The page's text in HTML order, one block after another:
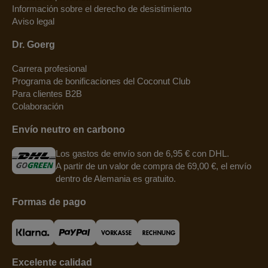
Información sobre el derecho de desistimiento
Aviso legal
Dr. Goerg
Carrera profesional
Programa de bonificaciones del Coconut Club
Para clientes B2B
Colaboración
Envío neutro en carbono
Los gastos de envío son de 6,95 € con DHL.
A partir de un valor de compra de 69,00 €, el envío
dentro de Alemania es gratuito.
Formas de pago
Excelente calidad